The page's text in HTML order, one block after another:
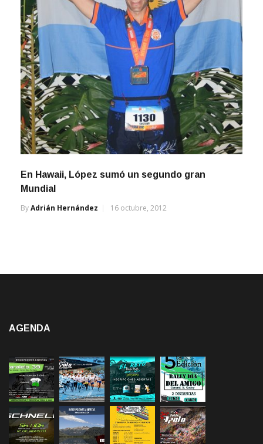
En Hawaii, López sumó un segundo gran
Mundial
ByAdrián Hernández 16 octubre, 2012
AGENDA